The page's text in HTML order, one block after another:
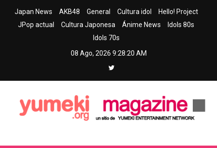
Japan News AKB48 General Cultura idol
Hello! Project
JPop actual
Cultura Japonesa Ánime News
Idols 80s
Idols 70s
08 Ago, 2026 9:28:21 AM